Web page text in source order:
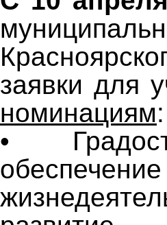
заявки для
номинациям:
•